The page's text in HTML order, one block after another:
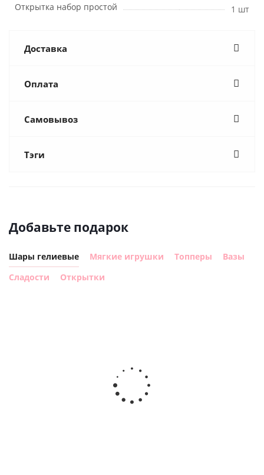
Открытка набор простой 1 шт
Доставка
Оплата
Самовывоз
Тэги
Добавьте подарок
Шары гелиевые Мягкие игрушки Топперы
Вазы
Сладости
Открытки
Шар с
днем
рождения,
с